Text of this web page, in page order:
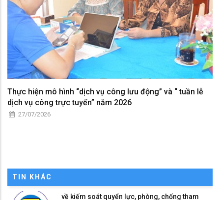
Thực hiện mô hình “dịch vụ công lưu động” và “ tuần lễ
dịch vụ công trực tuyến” năm 2026
27/07/2026
TIN KHÁC
về kiếm soát quyển lực, phòng, chống tham